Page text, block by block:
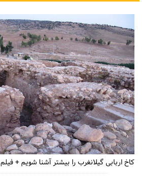
کاخ اربابی گیلانغرب را بیشتر آشنا شویم + فیلم